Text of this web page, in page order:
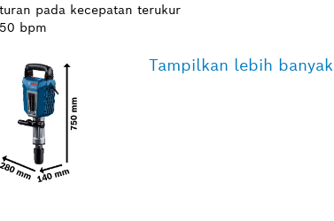
pada kecepatan terukur
bpm
Tampilkan lebih banyak